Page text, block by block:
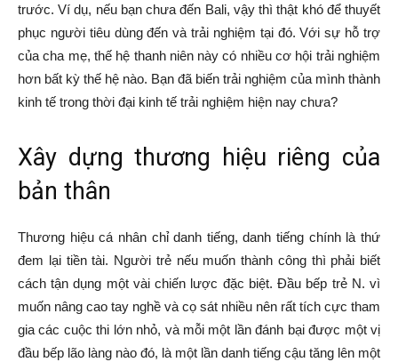
trước. Ví dụ, nếu bạn chưa đến Bali, vậy thì thật khó để thuyết
phục người tiêu dùng đến và trải nghiệm tại đó. Với sự hỗ trợ
của cha mẹ, thế hệ thanh niên này có nhiều cơ hội trải nghiệm
hơn bất kỳ thế hệ nào. Bạn đã biến trải nghiệm của mình thành
kinh tế trong thời đại kinh tế trải nghiệm hiện nay chưa?
Xây dựng thương hiệu riêng của
bản thân
Thương hiệu cá nhân chỉ danh tiếng, danh tiếng chính là thứ
đem lại tiền tài. Người trẻ nếu muốn thành công thì phải biết
cách tận dụng một vài chiến lược đặc biệt. Đầu bếp trẻ N. vì
muốn nâng cao tay nghề và cọ sát nhiều nên rất tích cực tham
gia các cuộc thi lớn nhỏ, và mỗi một lần đánh bại được một vị
đầu bếp lão làng nào đó, là một lần danh tiếng cậu tăng lên một